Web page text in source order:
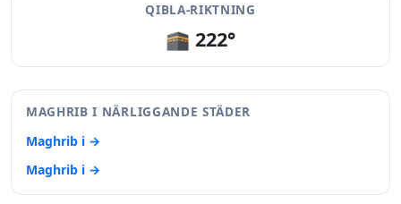
QIBLA-RIKTNING
🕋 222°
MAGHRIB I NÄRLIGGANDE STÄDER
Maghrib i →
Maghrib i →